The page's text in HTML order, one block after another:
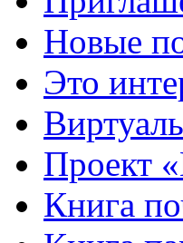
Новые
Это
Проект
Книга